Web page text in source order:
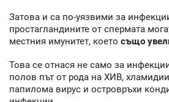
Затова и са по-уязвими за
простагландините от спермата
местния имунитет, което също
Това се отнася не само за
полов път от рода на ХИВ,
папилома вирус и островръхи